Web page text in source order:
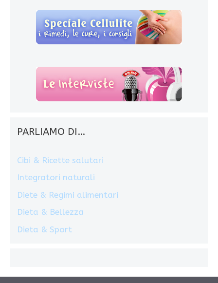
PARLIAMO DI…
Cibi & Ricette salutari
Integratori naturali
Diete & Regimi alimentari
Dieta & Bellezza
Dieta & Sport